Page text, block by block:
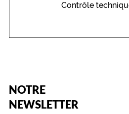
Contrôle
NOTRE
NEWSLETTER
Name
(Ce
champ
est
obligatoire)